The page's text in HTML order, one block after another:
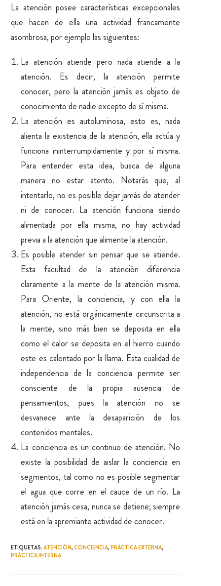
La atención posee características excepcionales
que hacen de ella una actividad francamente
asombrosa, por ejemplo las siguientes:
La atención atiende pero nada atiende a la
atención. Es decir, la atención permite
conocer, pero la atención jamás es objeto de
conocimiento de nadie excepto de sí misma.
La atención es autoluminosa, esto es, nada
alienta la existencia de la atención, ella actúa y
funciona ininterrumpidamente y por sí misma.
Para entender esta idea, busca de alguna
manera no estar atento. Notarás que, al
intentarlo, no es posible dejar jamás de atender
ni de conocer. La atención funciona siendo
alimentada por ella misma, no hay actividad
previa a la atención que alimente la atención.
Es posible atender sin pensar que se atiende.
Esta facultad de la atención diferencia
claramente a la mente de la atención misma.
Para Oriente, la conciencia, y con ella la
atención, no está orgánicamente circunscrita a
la mente, sino más bien se deposita en ella
como el calor se deposita en el hierro cuando
este es calentado por la llama. Esta cualidad de
independencia de la conciencia permite ser
consciente de la propia ausencia de
pensamientos, pues la atención no se
desvanece ante la desaparición de los
contenidos mentales.
La conciencia es un continuo de atención. No
existe la posibilidad de aislar la conciencia en
segmentos, tal como no es posible segmentar
el agua que corre en el cauce de un río. La
atención jamás cesa, nunca se detiene; siempre
está en la apremiante actividad de conocer.
ETIQUETAS:ATENCIÓN, CONCIENCIA, PRÁCTICA EXTERNA,
PRÁCTICA INTERNA